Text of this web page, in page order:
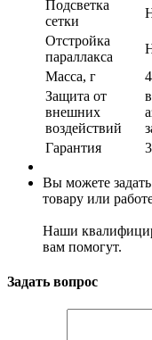
Подсветка
сетки
Отстройка
параллакса
Масса, г
Защита от
внешних
воздействий
Гарантия
Вы можете
товару или
Наши
вам помогут.
Задать вопрос